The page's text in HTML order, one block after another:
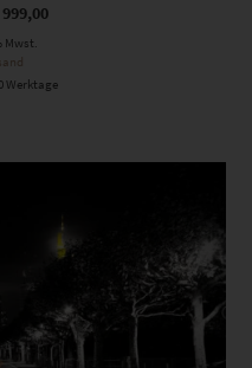
999,00
Mwst.
Werktage
auf. Die Optionen können auf der Produktseite gewählt werden